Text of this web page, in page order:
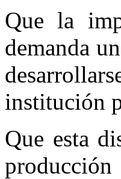
Que la
demanda
institución
Que esta